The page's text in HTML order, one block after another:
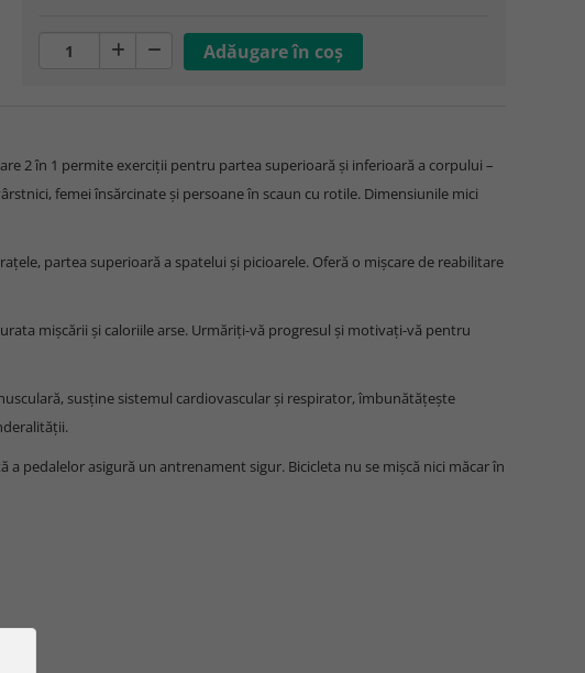
2 în 1 permite exerciții pentru partea superioară și inferioară a corpului –
femei însărcinate și persoane în scaun cu rotile. Dimensiunile mici
partea superioară a spatelui și picioarele. Oferă o mișcare de reabilitare
mișcării și caloriile arse. Urmăriți-vă progresul și motivați-vă pentru
susține sistemul cardiovascular și respirator, îmbunătățește
pedalelor asigură un antrenament sigur. Bicicleta nu se mișcă nici măcar în